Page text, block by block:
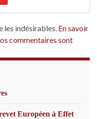
les indésirables. En savoir
commentaires sont
Européen à Effet